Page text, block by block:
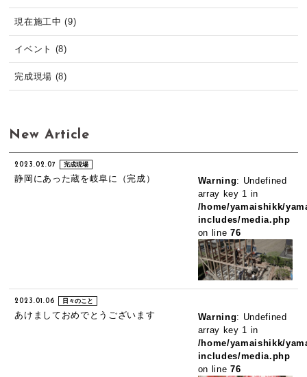
現在施工中 (9)
イベント (8)
完成現場 (8)
New Article
Warning: Undefined
array key 1 in
/home/yamaishikk/
includes/media.php
on line76
2023.02.07 完成現場
静岡にあった蔵を岐阜に（完成）
Warning: Undefined
array key 1 in
/home/yamaishikk/
includes/media.php
on line76
2023.01.06 日々のこと
あけましておめでとうございます